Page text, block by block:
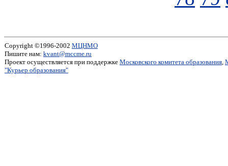
Copyright ©1996-2002 МЦНМО
Пишите нам: kvant@mccme.ru
Проект осуществляется при поддержке Московского комитета образования,
"Курьер образования"